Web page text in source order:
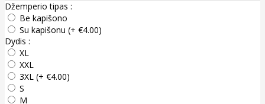
Džemperio tipas :
Be kapišono
Su kapišonu (+ €4.00)
Dydis :
XL
XXL
3XL (+ €4.00)
S
M